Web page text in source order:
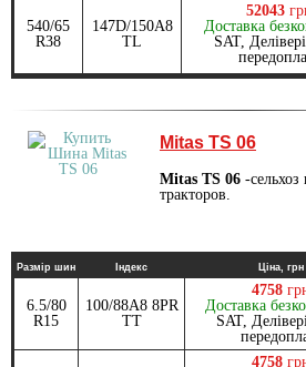
540/65
R38
147D/150A8
TL
52043
Доставка
SAT,
Mitas TS 06
Mitas TS 06 -
тракторов.
Размір шин Індекс Ціна, грн
6.5/80
R15
100/88A8 8PR
TT
4758
Доставка
SAT,
4758